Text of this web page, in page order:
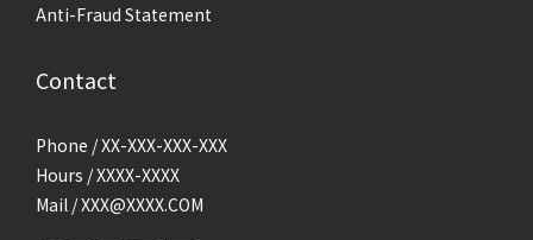
Anti-Fraud Statement
Contact
Phone / XX-XXX-XXX-XXX
Hours / XXXX-XXXX
Mail / XXX@XXXX.COM